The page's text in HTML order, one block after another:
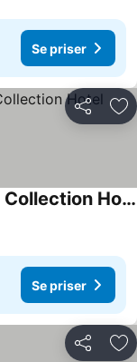
Se priser
Dela
Les Suites Victoria, an Ascend Collection Hotel
Se priser
Dela